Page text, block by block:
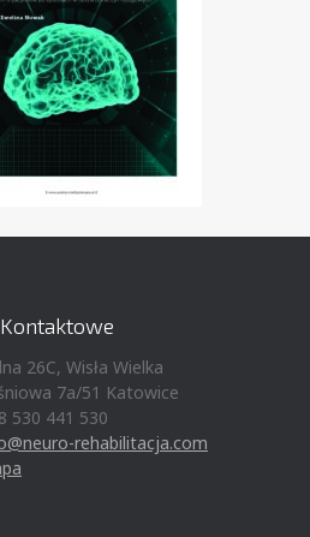
26C, Wisła Wielka
7a/51 Katowice
530 441 530
rehabilitacja.com